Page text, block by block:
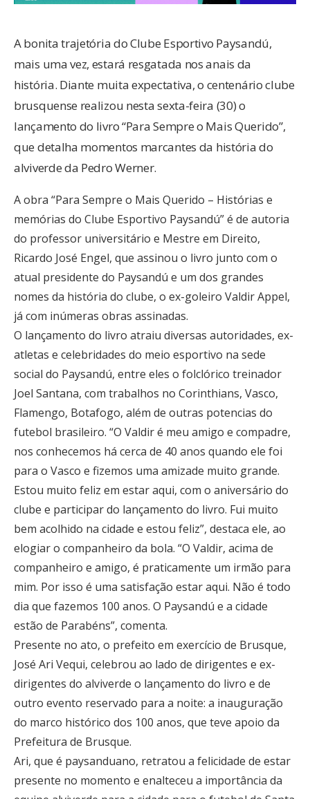
A bonita trajetória do Clube Esportivo Paysandú,
mais uma vez, estará resgatada nos anais da
história. Diante muita expectativa, o centenário clube
brusquense realizou nesta sexta-feira (30) o
lançamento do livro “Para Sempre o Mais Querido”,
que detalha momentos marcantes da história do
alviverde da Pedro Werner.
A obra “Para Sempre o Mais Querido – Histórias e
memórias do Clube Esportivo Paysandú” é de autoria
do professor universitário e Mestre em Direito,
Ricardo José Engel, que assinou o livro junto com o
atual presidente do Paysandú e um dos grandes
nomes da história do clube, o ex-goleiro Valdir Appel,
já com inúmeras obras assinadas.
O lançamento do livro atraiu diversas autoridades, ex-
atletas e celebridades do meio esportivo na sede
social do Paysandú, entre eles o folclórico treinador
Joel Santana, com trabalhos no Corinthians, Vasco,
Flamengo, Botafogo, além de outras potencias do
futebol brasileiro. “O Valdir é meu amigo e compadre,
nos conhecemos há cerca de 40 anos quando ele foi
para o Vasco e fizemos uma amizade muito grande.
Estou muito feliz em estar aqui, com o aniversário do
clube e participar do lançamento do livro. Fui muito
bem acolhido na cidade e estou feliz”, destaca ele, ao
elogiar o companheiro da bola. “O Valdir, acima de
companheiro e amigo, é praticamente um irmão para
mim. Por isso é uma satisfação estar aqui. Não é todo
dia que fazemos 100 anos. O Paysandú e a cidade
estão de Parabéns”, comenta.
Presente no ato, o prefeito em exercício de Brusque,
José Ari Vequi, celebrou ao lado de dirigentes e ex-
dirigentes do alviverde o lançamento do livro e de
outro evento reservado para a noite: a inauguração
do marco histórico dos 100 anos, que teve apoio da
Prefeitura de Brusque.
Ari, que é paysanduano, retratou a felicidade de estar
presente no momento e enalteceu a importância da